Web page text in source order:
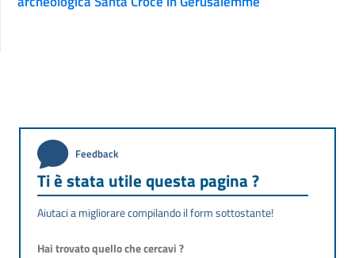
Feedback
Ti è stata utile questa pagina ?
Aiutaci a migliorare compilando il form sottostante!
Hai trovato quello che cercavi ?